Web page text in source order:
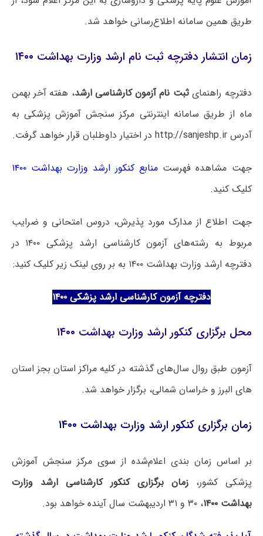
طریق همین سامانه اطلاع‌رسانی خواهد شد.
زمان انتشار دفترچه ثبت نام ارشد وزارت بهداشت ۱۴۰۰
دفترچه راهنمایثبت نام آزمون کارشناسی ارشد، هفته آخر بهمن
ماه از طریق سامانه اینترنتی مرکز سنجش آموزش پزشکی به
آدرس http://sanjeshp.ir در اختیار داوطلبان قرار خواهد گرفت.
جهت مشاهده فهرست منابع کنکور ارشد وزارت بهداشت ۱۴۰۰
کلیک کنید.
جهت اطلاع از مدارک مورد پذیرش، دروس امتحانی و ضرایب
مربوط به رشته‌های آزمون کارشناسی ارشد پزشکی ۱۴۰۰ در
دفترچه ارشد وزارت بهداشت ۱۴۰۰ به بر روی لینک زیر کلیک کنید:
دفترچه آزمون کارشناسی ارشد پزشکی ۱۴۰۰
محل برگزاری کنکور ارشد وزارت بهداشت ۱۴۰۰
آزمون طبق روال سال‌های گذشته در کلیه مراکز استان بجز استان
های البرز و خراسان شمالی، برگزار خواهد شد.
زمان برگزاری کنکور ارشد وزارت بهداشت ۱۴۰۰
بر اساس زمان بندی اعلام‌شده از سوی مرکز سنجش آموزش
پزشکی کشور،زمان برگزاری کنکور کارشناسی ارشد وزارت
بهداشت ۱۴۰۰
، ۳۰ و ۳۱ اردیبهشت سال آینده خواهد بود.